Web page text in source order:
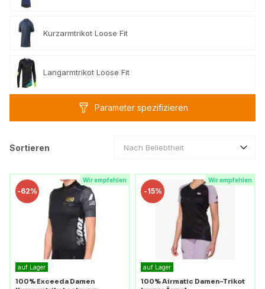
Kurzarmtrikot Loose Fit
Langarmtrikot Loose Fit
Parameter spezifizieren
Sortieren Nach Beliebtheit
Wir empfehlen
-62%
auf Lager
100% Exceeda Damen
Wir empfehlen
-15%
auf Lager
100% Airmatic Damen-Trikot